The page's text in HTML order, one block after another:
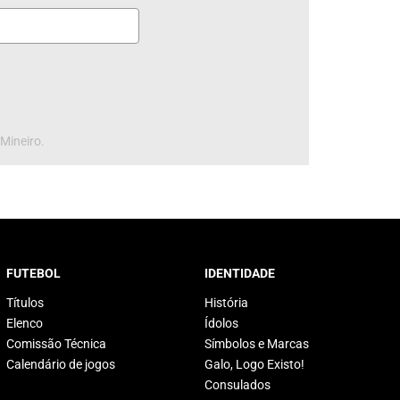
FUTEBOL
Títulos
Elenco
Comissão Técnica
Calendário de jogos
IDENTIDADE
História
Ídolos
Símbolos e Marcas
Galo, Logo Existo!
Consulados